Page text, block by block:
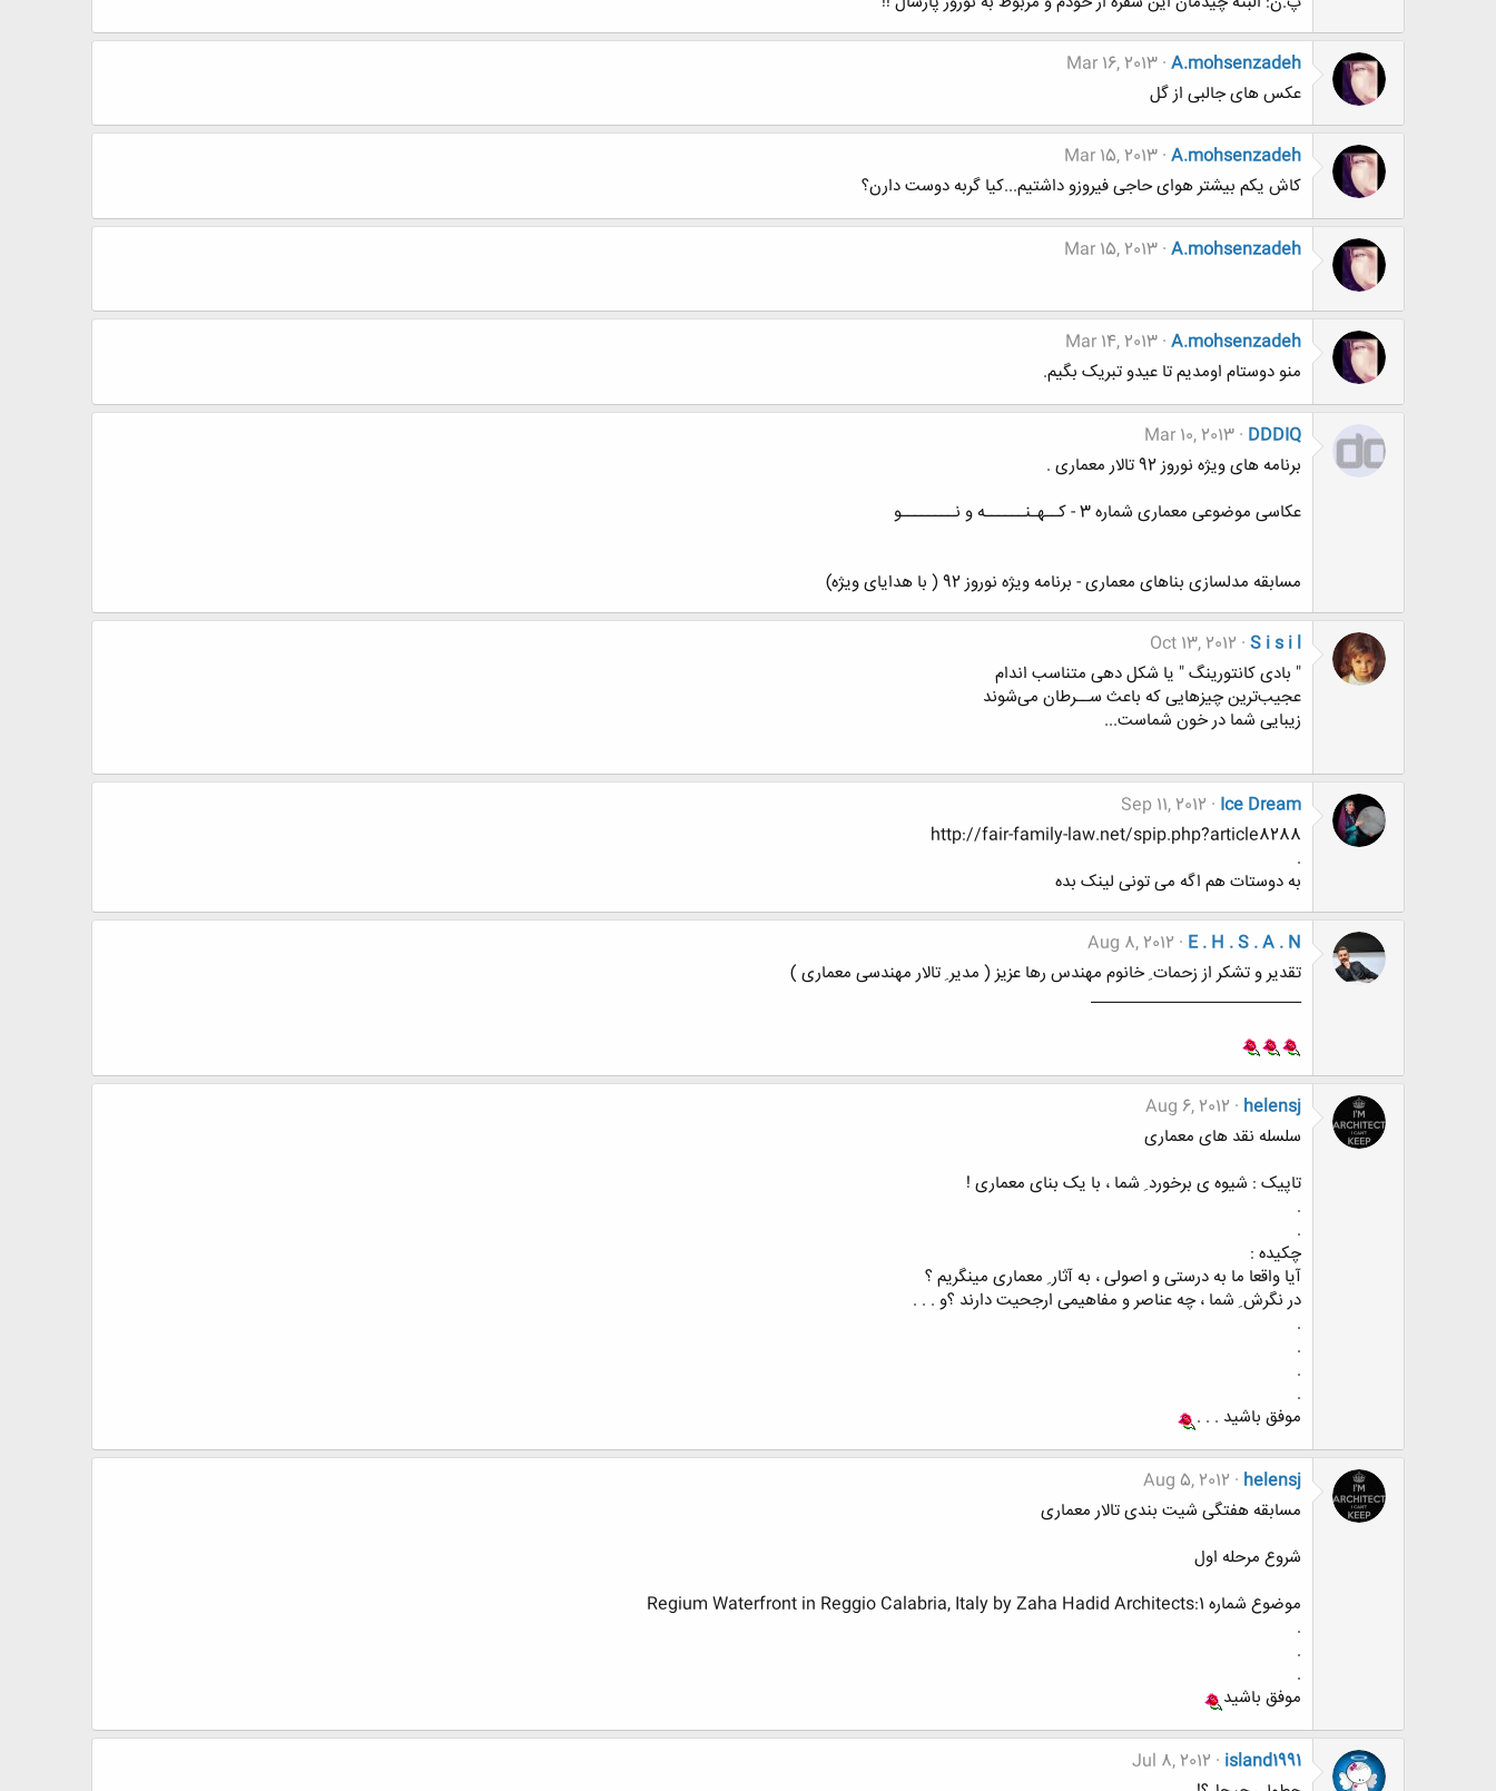
A.mohsenzadeh
Mar 16, 2013
عکس های جالبی از گل
A.mohsenzadeh
Mar 15, 2013
کاش یکم بیشتر هوای حاجی فیروزو داشتیم...کیا گربه دوست دارن؟
A.mohsenzadeh
Mar 15, 2013
A.mohsenzadeh
Mar 14, 2013
منو دوستام اومدیم تا عیدو تبریک بگیم.
DDDIQ
Mar 10, 2013
برنامه های ویژه نوروز 92 تالار معماری .
عکاسی موضوعی معماری شماره 3 - کــهـنــــــه و نــــــــو
مسابقه مدلسازی بناهای معماری - برنامه ویژه نوروز 92 ( با هدایای ویژه)
S i s i l
Oct 13, 2012
" بادی کانتورینگ " یا شکل دهی متناسب اندام
عجيب‌ترين چيزهايی که باعث ســرطان می‌شوند
زیبایی شما در خون شماست...
Ice Dream
Sep 11, 2012
http://fair-family-law.net/spip.php?article8288
.
به دوستات هم اگه می تونی لینک بده
E . H . S . A . N
Aug 8, 2012
تقدیر و تشکر از زحمات ِ خانوم مهندس رها عزیز ( مدیر ِ تالار مهندسی معماری )
___________________________
helensj
Aug 6, 2012
سلسله نقد های معماری
تاپیک : شیوه ی برخورد ِ شما ، با یک بنای معماری !
.
.
چکیده :
آیا واقعا ما به درستی و اصولی ، به آثار ِ معماری مینگریم ؟
در نگرش ِ شما ، چه عناصر و مفاهیمی ارجحیت دارند ؟و . . .
.
.
.
.
موفق باشید . . .
helensj
Aug 5, 2012
مسابقه هفتگی شیت بندی تالار معماری
شروع مرحله اول
موضوع شماره 1:Regium Waterfront in Reggio Calabria, Italy by Zaha Hadid Architects
.
.
.
موفق باشید
island1991
Jul 8, 2012